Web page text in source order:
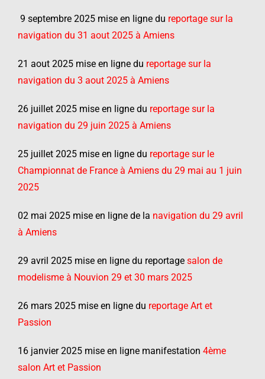
9 septembre 2025 mise en ligne du reportage sur la
navigation du 31 aout 2025 à Amiens
21 aout 2025 mise en ligne du reportage sur la
navigation du 3 aout 2025 à Amiens
26 juillet 2025 mise en ligne du reportage sur la
navigation du 29 juin 2025 à Amiens
25 juillet 2025 mise en ligne du reportage sur le
Championnat de France à Amiens du 29 mai au 1 juin
2025
02 mai 2025 mise en ligne de la navigation du 29 avril
à Amiens
29 avril 2025 mise en ligne du reportage salon de
modelisme à Nouvion 29 et 30 mars 2025
26 mars 2025 mise en ligne du reportage Art et
Passion
16 janvier 2025 mise en ligne manifestation 4ème
salon Art et Passion